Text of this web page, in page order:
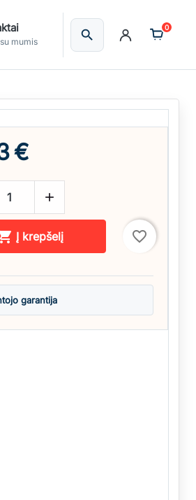
mumis searchIeškoti
0
€

Į krepšelį favorite_border
garantija